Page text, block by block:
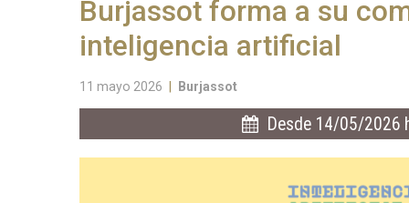
Burjassot forma a su
inteligencia artificial
11 mayo 2026 Burjassot
Desde 14/05/2026